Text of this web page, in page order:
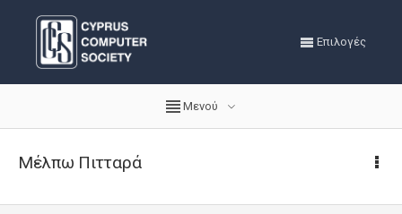
Επιλογές
Μενού
Μέλπω Πιτταρά